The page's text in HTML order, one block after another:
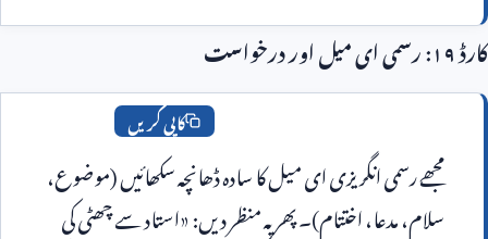
مجھے رسمی انگریزی ای میل کا سادہ ڈھانچہ سکھائیں (موضوع،
سلام، مدعا، اختتام)۔ پھر یہ منظر دیں: «استاد سے چھٹی کی
کاپی کریں